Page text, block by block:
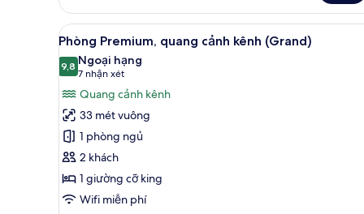
Phòng
Premium
Xem
tất
cả
ảnh
Phòng
Premium,
quang
cảnh
kênh
(Grand)
Minibar, két bảo mật tại
9
Phòng Premium, quang cảnh kênh (Grand)
9,89,8 trên 10
Ngoại hạng
7 nhận xét
(7
nhận
xét)
Quang cảnh kênh
33 mét vuông
1 phòng ngủ
2 khách
1 giường cỡ king
Wifi miễn phí